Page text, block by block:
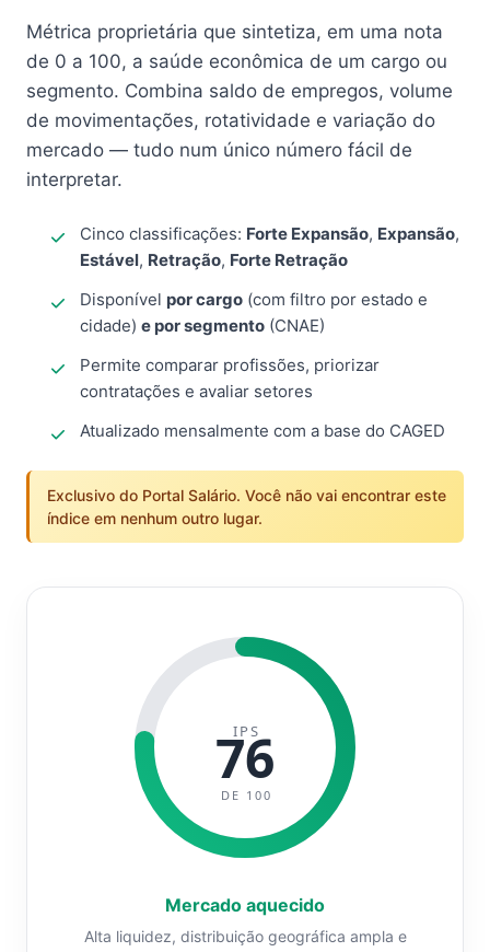
Métrica proprietária que sintetiza, em uma nota
de 0 a 100, a saúde econômica de um cargo ou
segmento. Combina saldo de empregos, volume
de movimentações, rotatividade e variação do
mercado — tudo num único número fácil de
interpretar.
Cinco classificações: Forte Expansão, Expansão,
Estável, Retração, Forte Retração
Disponível por cargo (com filtro por estado e
cidade) e por segmento (CNAE)
Permite comparar profissões, priorizar
contratações e avaliar setores
Atualizado mensalmente com a base do CAGED
Exclusivo do Portal Salário. Você não vai encontrar este
índice em nenhum outro lugar.
IPS
76
DE 100
Mercado aquecido
Alta liquidez, distribuição geográfica ampla e